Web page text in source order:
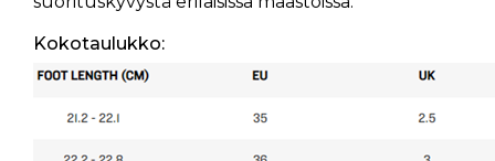
Kokotaulukko: